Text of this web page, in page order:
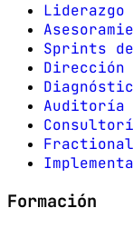
Sprints
Dirección
Auditoría
Fractional
Formación